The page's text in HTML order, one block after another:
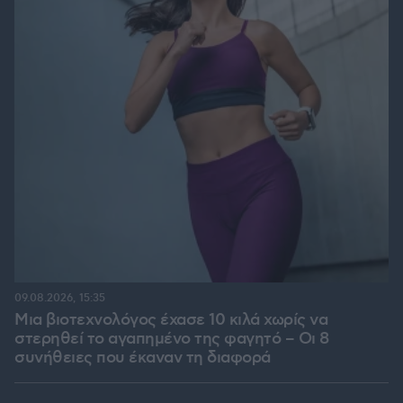
Μια βιοτεχνολόγος έχασε 10 κιλά χωρίς να
στερηθεί το αγαπημένο της φαγητό – Οι 8
συνήθειες που έκαναν τη διαφορά
09.08.2026, 15:35